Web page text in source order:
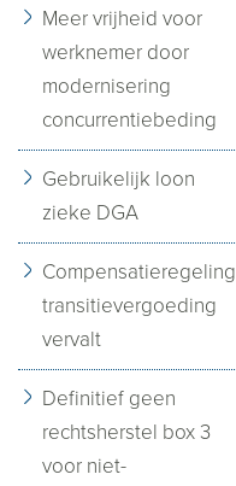
Meer vrijheid voor
werknemer door
modernisering
concurrentiebeding
Gebruikelijk loon
zieke DGA
Compensatieregeling
transitievergoeding
vervalt
Definitief geen
rechtsherstel box 3
voor niet-